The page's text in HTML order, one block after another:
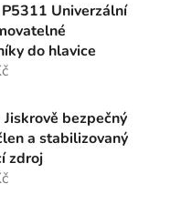
Univerzální
do hlavice
bezpečný
a stabilizovaný
zdroj